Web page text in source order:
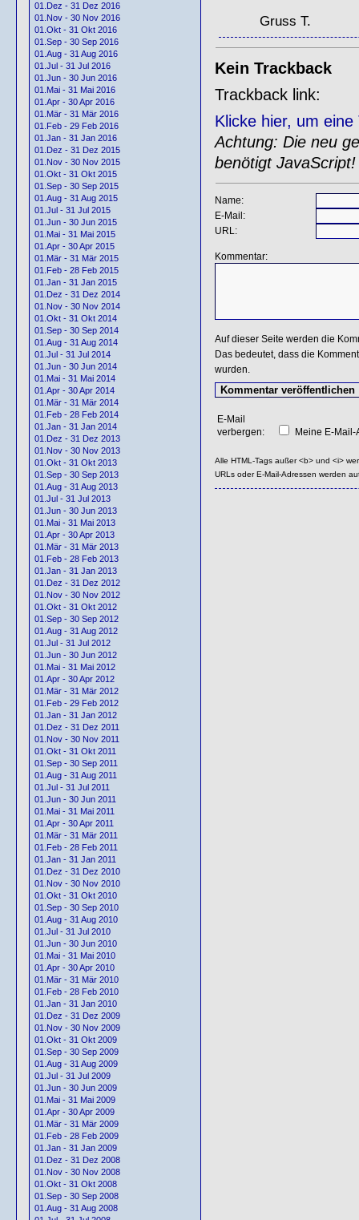
01.Dez - 31 Dez 2016
01.Nov - 30 Nov 2016
01.Okt - 31 Okt 2016
01.Sep - 30 Sep 2016
01.Aug - 31 Aug 2016
01.Jul - 31 Jul 2016
01.Jun - 30 Jun 2016
01.Mai - 31 Mai 2016
01.Apr - 30 Apr 2016
01.Mär - 31 Mär 2016
01.Feb - 29 Feb 2016
01.Jan - 31 Jan 2016
01.Dez - 31 Dez 2015
01.Nov - 30 Nov 2015
01.Okt - 31 Okt 2015
01.Sep - 30 Sep 2015
01.Aug - 31 Aug 2015
01.Jul - 31 Jul 2015
01.Jun - 30 Jun 2015
01.Mai - 31 Mai 2015
01.Apr - 30 Apr 2015
01.Mär - 31 Mär 2015
01.Feb - 28 Feb 2015
01.Jan - 31 Jan 2015
01.Dez - 31 Dez 2014
01.Nov - 30 Nov 2014
01.Okt - 31 Okt 2014
01.Sep - 30 Sep 2014
01.Aug - 31 Aug 2014
01.Jul - 31 Jul 2014
01.Jun - 30 Jun 2014
01.Mai - 31 Mai 2014
01.Apr - 30 Apr 2014
01.Mär - 31 Mär 2014
01.Feb - 28 Feb 2014
01.Jan - 31 Jan 2014
01.Dez - 31 Dez 2013
01.Nov - 30 Nov 2013
01.Okt - 31 Okt 2013
01.Sep - 30 Sep 2013
01.Aug - 31 Aug 2013
01.Jul - 31 Jul 2013
01.Jun - 30 Jun 2013
01.Mai - 31 Mai 2013
01.Apr - 30 Apr 2013
01.Mär - 31 Mär 2013
01.Feb - 28 Feb 2013
01.Jan - 31 Jan 2013
01.Dez - 31 Dez 2012
01.Nov - 30 Nov 2012
01.Okt - 31 Okt 2012
01.Sep - 30 Sep 2012
01.Aug - 31 Aug 2012
01.Jul - 31 Jul 2012
01.Jun - 30 Jun 2012
01.Mai - 31 Mai 2012
01.Apr - 30 Apr 2012
01.Mär - 31 Mär 2012
01.Feb - 29 Feb 2012
01.Jan - 31 Jan 2012
01.Dez - 31 Dez 2011
01.Nov - 30 Nov 2011
01.Okt - 31 Okt 2011
01.Sep - 30 Sep 2011
01.Aug - 31 Aug 2011
01.Jul - 31 Jul 2011
01.Jun - 30 Jun 2011
01.Mai - 31 Mai 2011
01.Apr - 30 Apr 2011
01.Mär - 31 Mär 2011
01.Feb - 28 Feb 2011
01.Jan - 31 Jan 2011
01.Dez - 31 Dez 2010
01.Nov - 30 Nov 2010
01.Okt - 31 Okt 2010
01.Sep - 30 Sep 2010
01.Aug - 31 Aug 2010
01.Jul - 31 Jul 2010
01.Jun - 30 Jun 2010
01.Mai - 31 Mai 2010
01.Apr - 30 Apr 2010
01.Mär - 31 Mär 2010
01.Feb - 28 Feb 2010
01.Jan - 31 Jan 2010
01.Dez - 31 Dez 2009
01.Nov - 30 Nov 2009
01.Okt - 31 Okt 2009
01.Sep - 30 Sep 2009
01.Aug - 31 Aug 2009
01.Jul - 31 Jul 2009
01.Jun - 30 Jun 2009
01.Mai - 31 Mai 2009
01.Apr - 30 Apr 2009
01.Mär - 31 Mär 2009
01.Feb - 28 Feb 2009
01.Jan - 31 Jan 2009
01.Dez - 31 Dez 2008
01.Nov - 30 Nov 2008
01.Okt - 31 Okt 2008
01.Sep - 30 Sep 2008
01.Aug - 31 Aug 2008
Gruss T.
Kein Trackback
Trackback link:
Klicke hier, um
Achtung: Die neu
benötigt JavaScript!
Name:
E-Mail:
URL:
Kommentar:
Auf dieser Seite werden die
Das bedeutet, dass die
wurden.
E-Mail
verbergen:
Meine E-
Alle HTML-Tags außer <b> und <i>
URLs oder E-Mail-Adressen werden